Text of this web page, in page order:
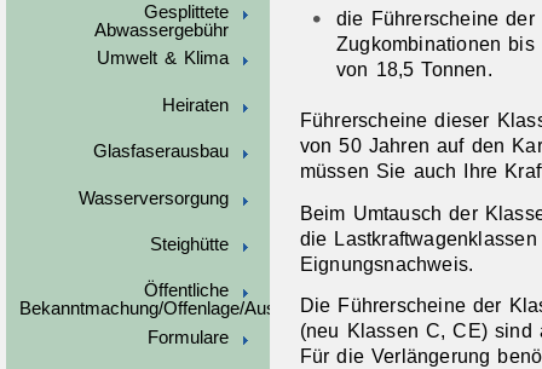
Gesplittete
Abwassergebühr
Umwelt & Klima
Heiraten
Glasfaserausbau
Wasserversorgung
Steighütte
Öffentliche
Bekanntmachung/Offenlage/Ausschreibungen
Formulare
die Führerscheine
Zugkombinationen
von 18,5 Tonnen.
Führerscheine dieser
von 50 Jahren auf den
müssen Sie auch Ihre
Beim Umtausch der
die
Eignungsnachweis.
Die Führerscheine der
(neu Klassen C, CE) sind
Für die Verlängerung